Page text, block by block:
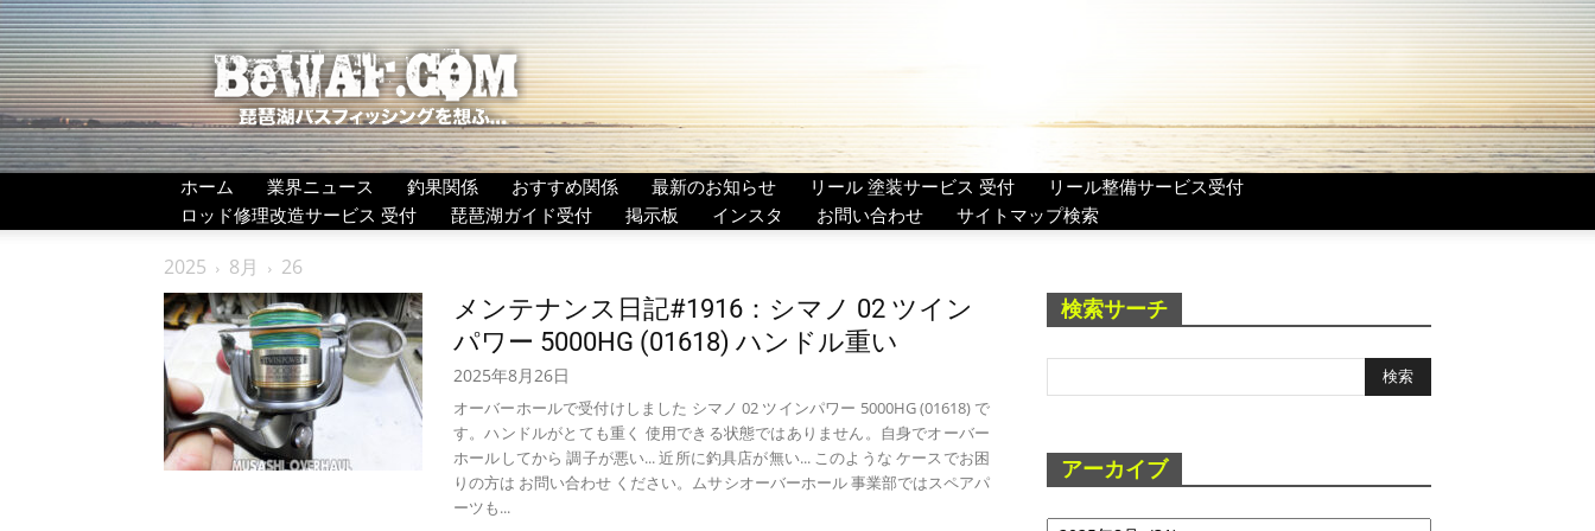
BeWAF
(ビ
ワ
エ
フ）
ホーム 業界ニュース 釣果関係 おすすめ関係 最新のお知らせ リール 塗装サービス 受付
リール整備サービス受付
ロッド修理改造サービス 受付
琵琶湖ガイド受付 掲示板 インスタ お問い合わせ サイトマップ検索
2025 8月 26
メンテナンス日記#1916：シマノ 02 ツイン
パワー 5000HG (01618) ハンドル重い
2025年8月26日
オーバーホールで受付けしました シマノ 02 ツインパワー 5000HG (01618) で
す。ハンドルがとても重く 使用できる状態ではありません。自身でオーバー
ホールしてから 調子が悪い... 近所に釣具店が無い... このような ケースでお困
りの方は お問い合わせ ください。ムサシオーバーホール 事業部ではスペアパ
ーツも...
検索サーチ
アーカイブ
ア